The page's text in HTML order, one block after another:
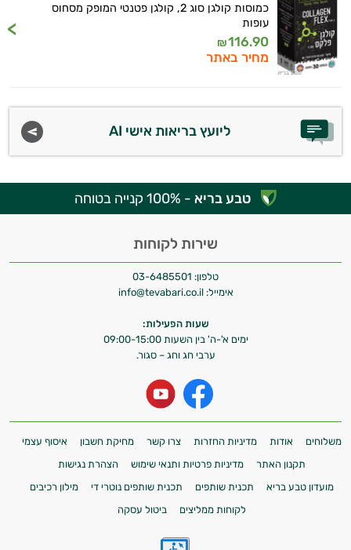
כמוסות קולגן סוג 2, קולגן פטנטי המופק מסחוס
עופות
116.90
₪
מחיר באתר
ליועץ בריאות אישי AI
טבע בריא - 100% קנייה בטוחה
שירות לקוחות
טלפון: 03-6485501
אימייל: info@tevabari.co.il
שעות הפעילות:
ימים א'-ה' בין השעות 09:00-15:00
ערבי חג וחג – סגור.
משלוחים אודות מדיניות החזרות צרו קשר מחיקת חשבון
איסוף עצמי
תקנון האתר
מדיניות פרטיות ותנאי שימוש
הצהרת נגישות
מועדון טבע בריא
תכנית שותפים תכנית שותפים נוטרי די
מילון רכיבים
לקוחות ממליצים
ביטול עסקה